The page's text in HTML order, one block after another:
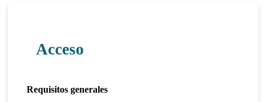
Acceso
Requisitos generales